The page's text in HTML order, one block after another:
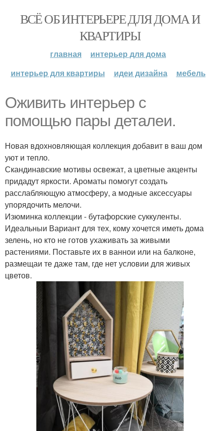
ВСЁ ОБ ИНТЕРЬЕРЕ ДЛЯ ДОМА И
КВАРТИРЫ
главная
интерьер для дома
интерьер для квартиры
идеи дизайна мебель
Оживить интерьер с
помощью пары деталеи.
Новая вдохновляющая коллекция добавит в ваш дом
уют и тепло.
Скандинавские мотивы освежат, а цветные акценты
придадут яркости. Ароматы помогут создать
расслабляющую атмосферу, а модные аксессуары
упорядочить мелочи.
Изюминка коллекции - бутафорские суккуленты.
Идеальныи Вариант для тех, кому хочется иметь дома
зелень, но кто не готов ухаживать за живыми
растениями. Поставьте их в ваннои или на балконе,
размещаи те даже там, где нет условии для живых
цветов.